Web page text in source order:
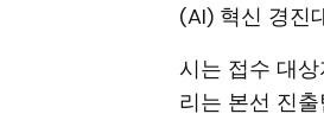
(AI) 혁신 경진
시는 접수 대
리는 본선 진